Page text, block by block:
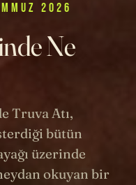
2026
Ne
Truva Atı,
bütün
üzerinde
okuyan bir